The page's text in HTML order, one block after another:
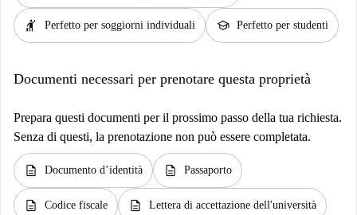
hail Perfetto per soggiorni individuali school Perfetto per studenti
Documenti necessari per prenotare questa proprietà
Prepara questi documenti per il prossimo passo della tua richiesta.
Senza di questi, la prenotazione non può essere completata.
description Documento d’identità description Passaporto
description Codice fiscale description Lettera di accettazione dell'università